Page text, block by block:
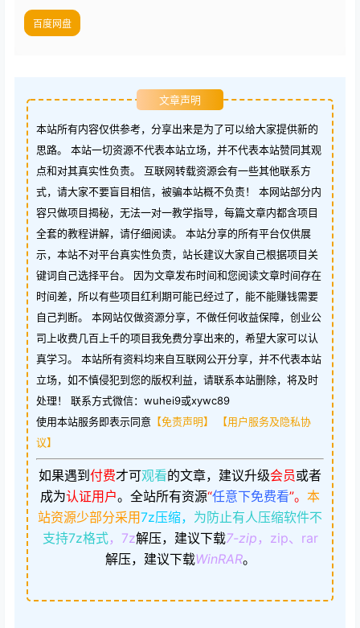
百度网盘
文章声明
本站所有内容仅供参考，分享出来是为了可以给大家提供新的
思路。 本站一切资源不代表本站立场，并不代表本站赞同其观
点和对其真实性负责。 互联网转载资源会有一些其他联系方
式，请大家不要盲目相信，被骗本站概不负责！ 本网站部分内
容只做项目揭秘，无法一对一教学指导，每篇文章内都含项目
全套的教程讲解，请仔细阅读。 本站分享的所有平台仅供展
示，本站不对平台真实性负责，站长建议大家自己根据项目关
键词自己选择平台。 因为文章发布时间和您阅读文章时间存在
时间差，所以有些项目红利期可能已经过了，能不能赚钱需要
自己判断。 本网站仅做资源分享，不做任何收益保障，创业公
司上收费几百上千的项目我免费分享出来的，希望大家可以认
真学习。 本站所有资料均来自互联网公开分享，并不代表本站
立场，如不慎侵犯到您的版权利益，请联系本站删除，将及时
处理！ 联系方式微信：wuhei9或xywc89
使用本站服务即表示同意 【免责声明】
【用户服务及隐私协
议】
如果遇到 付费才可观看的文章，建议升级会员或者
成为认证用户。 全站所有资源“任意下免费看”。 本
站资源少部分采用7z压缩， 为防止有人压缩软件不
支持7z格式，7z解压，建议下载7-zip ，zip、rar
解压，建议下载WinRAR。